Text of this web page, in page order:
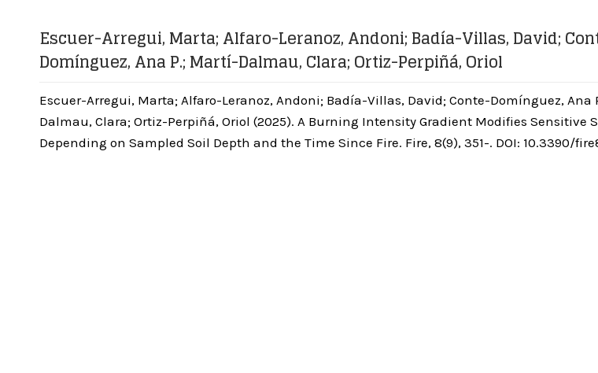
Escuer-Arregui, Marta; Alfaro-Leranoz, Andoni; Badía-Villas, David;
Domínguez, Ana P.; Martí-Dalmau, Clara; Ortiz-Perpiñá, Oriol
Escuer-Arregui, Marta; Alfaro-Leranoz, Andoni; Badía-Villas, David; Conte-Domínguez, Ana
Dalmau, Clara; Ortiz-Perpiñá, Oriol (2025). A Burning Intensity Gradient Modifies Sensitive
Depending on Sampled Soil Depth and the Time Since Fire. Fire, 8(9), 351-. DOI: 10.3390/